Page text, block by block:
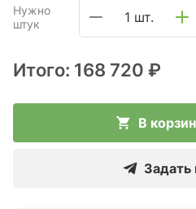
Нужно
штук
1 шт.
Итого: 168 720 ₽
В
Задать